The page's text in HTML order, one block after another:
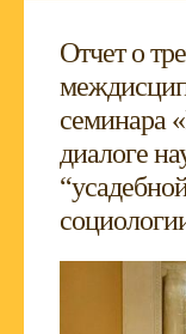
Отчет о
семинара
диалоге